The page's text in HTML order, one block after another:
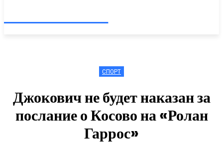
СПОРТ
Джокович не будет наказан за
послание о Косово на «Ролан
Гаррос»